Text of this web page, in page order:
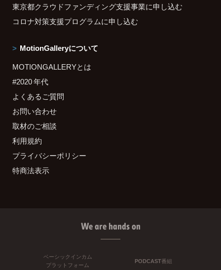
東京都クラウドファンディング支援事業に申し込む
コロナ対策支援プログラムに申し込む
MotionGalleryについて
MOTIONGALLERYとは
#2020 年代
よくあるご質問
お問い合わせ
取材のご相談
利用規約
プライバシーポリシー
特商法表示
We are hands on
ベーシックインカム
プラットフォーム
PODCAST番組